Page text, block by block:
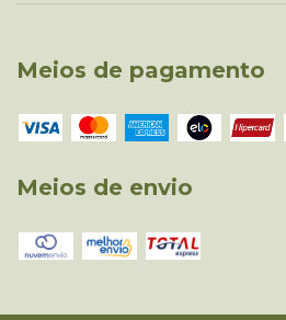
Meios de pagamento
Meios de envio